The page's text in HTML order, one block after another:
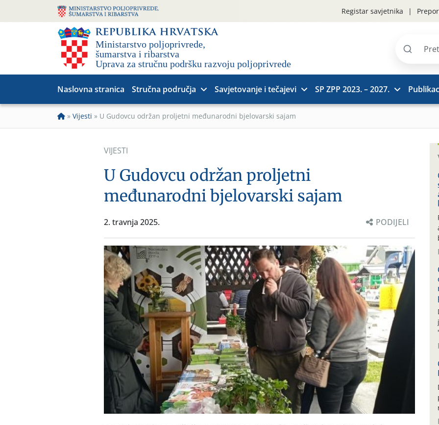
Registar savjetnika
Pretraži
Naslovna stranica Stručna područja Savjetovanje i tečajevi SP ZPP 2023. – 2027.
» Vijesti » U Gudovcu održan proljetni međunarodni bjelovarski sajam
VIJESTI
U Gudovcu održan proljetni
međunarodni bjelovarski sajam
2. travnja 2025. PODIJELI